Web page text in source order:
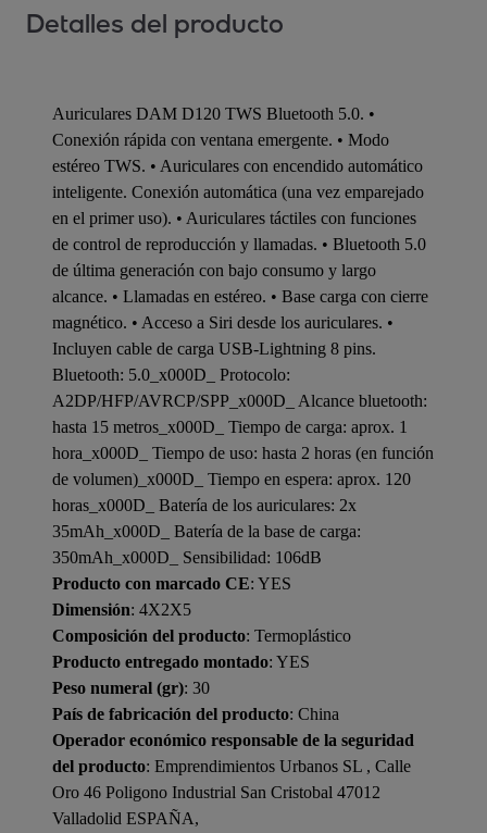
Detalles del producto
Auriculares DAM D120 TWS Bluetooth 5.0. •
Conexión rápida con ventana emergente. • Modo
estéreo TWS. • Auriculares con encendido automático
inteligente. Conexión automática (una vez emparejado
en el primer uso). • Auriculares táctiles con funciones
de control de reproducción y llamadas. • Bluetooth 5.0
de última generación con bajo consumo y largo
alcance. • Llamadas en estéreo. • Base carga con cierre
magnético. • Acceso a Siri desde los auriculares. •
Incluyen cable de carga USB-Lightning 8 pins.
Bluetooth: 5.0_x000D_ Protocolo:
A2DP/HFP/AVRCP/SPP_x000D_ Alcance bluetooth:
hasta 15 metros_x000D_ Tiempo de carga: aprox. 1
hora_x000D_ Tiempo de uso: hasta 2 horas (en función
de volumen)_x000D_ Tiempo en espera: aprox. 120
horas_x000D_ Batería de los auriculares: 2x
35mAh_x000D_ Batería de la base de carga:
350mAh_x000D_ Sensibilidad: 106dB
Producto con marcado CE: YES
Dimensión: 4X2X5
Composición del producto: Termoplástico
Producto entregado montado: YES
Peso numeral (gr): 30
País de fabricación del producto: China
Operador económico responsable de la seguridad
del producto: Emprendimientos Urbanos SL , Calle
Oro 46 Poligono Industrial San Cristobal 47012
Valladolid ESPAÑA,